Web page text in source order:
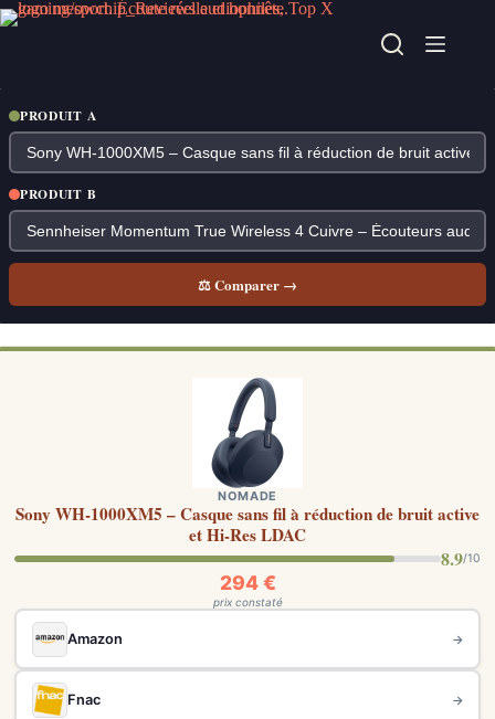
Passer
au
PRODUIT A
PRODUIT B
⚖ Comparer →
NOMADE
Sony WH-1000XM5 – Casque sans fil à réduction de bruit active
et Hi-Res LDAC
8.9/10
294 €
prix constaté
Amazon →
Fnac →